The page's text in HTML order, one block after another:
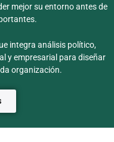
mejor su entorno antes de
integra análisis político,
y empresarial para diseñar
organización.